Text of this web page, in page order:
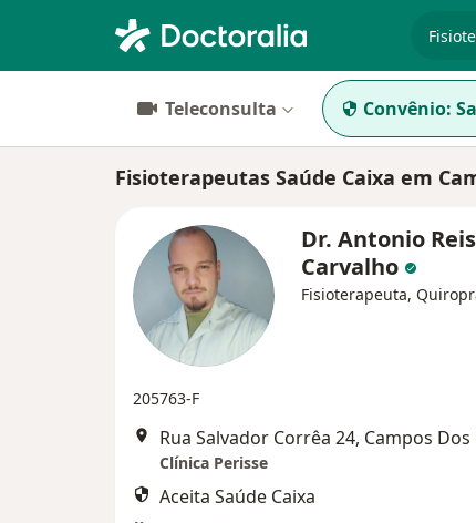
Teleconsulta Convênio:
Fisioterapeutas Saúde Caixa em
Dr. Antonio Reis
Carvalho
Fisioterapeuta,
205763-F
Clínica Perisse
Aceita Saúde Caixa